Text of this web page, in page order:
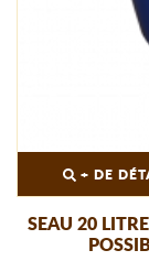
+ DE
SEAU 20